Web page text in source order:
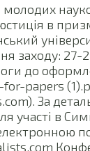
в
заходу: 27-
до
for-papers
За
участі в